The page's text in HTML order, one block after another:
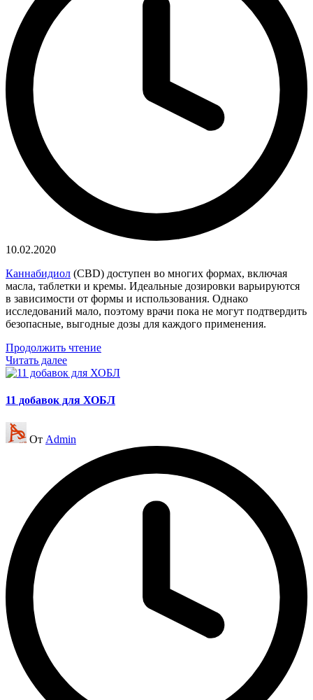
10.02.2020
Каннабидиол (CBD) доступен во многих формах, включая
масла, таблетки и кремы. Идеальные дозировки варьируются
в зависимости от формы и использования. Однако
исследований мало, поэтому врачи пока не могут подтвердить
безопасные, выгодные дозы для каждого применения.
Продолжить чтение
Читать далее
11 добавок для ХОБЛ
Запись
от
От Admin